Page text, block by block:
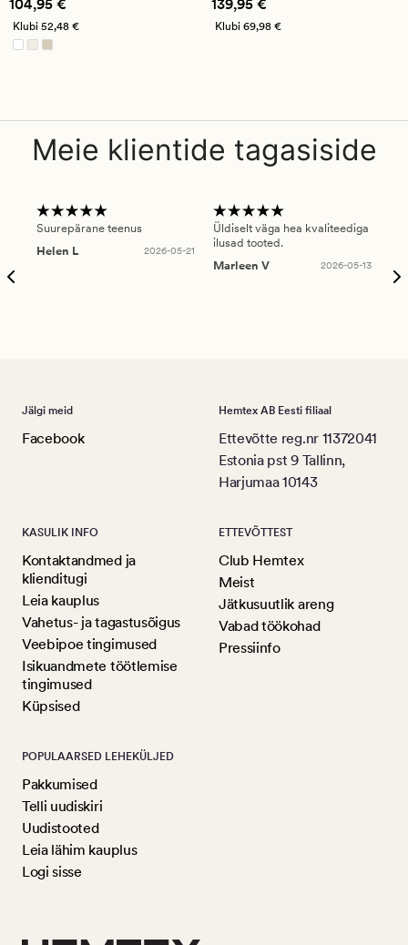
104,95 €
Klubi 52,48 €
139,95 €
Klubi 69,98 €
Meie klientide tagasiside
Suurepärane teenus
Helen L
2026-05-21
Üldiselt väga hea kvaliteediga
ilusad tooted.
Marleen V
2026-05-13
Jälgi meid
Facebook
Hemtex AB Eesti filiaal
Ettevõtte reg.nr 11372041
Estonia pst 9 Tallinn,
Harjumaa 10143
KASULIK INFO
Kontaktandmed ja
klienditugi
Leia kauplus
Vahetus- ja tagastusõigus
Veebipoe tingimused
Isikuandmete töötlemise
tingimused
Küpsised
ETTEVÕTTEST
Club Hemtex
Meist
Jätkusuutlik areng
Vabad töökohad
Pressiinfo
POPULAARSED LEHEKÜLJED
Pakkumised
Telli uudiskiri
Uudistooted
Leia lähim kauplus
Logi sisse